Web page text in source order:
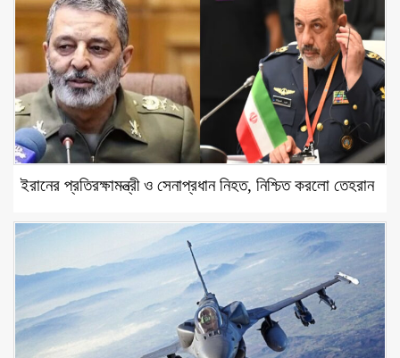
ইরানের প্রতিরক্ষামন্ত্রী ও সেনাপ্রধান নিহত, নিশ্চিত করলো তেহরান